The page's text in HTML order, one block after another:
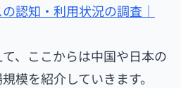
認知・利用状況の調査｜
、ここからは中国や日本の
模を紹介していきます。